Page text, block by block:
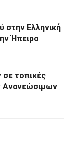
στην Ελληνική
Ήπειρο
τοπικές
Ανανεώσιμων